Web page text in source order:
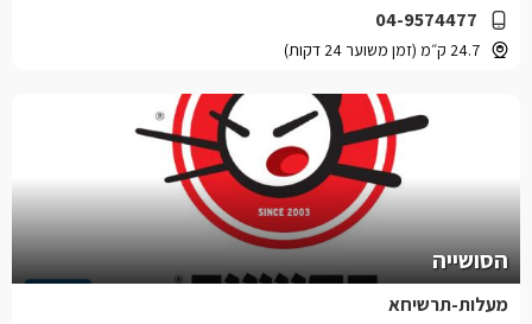
04-9574477
24.7 ק״מ (זמן משוער 24 דקות)
הסושייה
מעלות-תרשיחא